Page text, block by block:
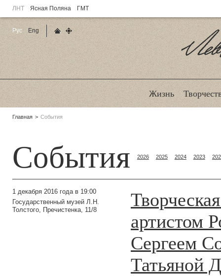
ЛНТ Ясная Поляна ГМТ
Жизнь
Родительские
Главная События
События 2026 2025 2024 2023
1 декабря 2016 года в 19:00
Государственный музей Л.Н.
Толстого, Пречистенка, 11/8
артистом
Сергеем
Татьяной
Рус
Eng